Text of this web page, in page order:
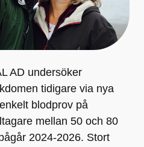
AD undersöker
tidigare via nya
blodprov på
mellan 50 och 80
2024-2026. Stort